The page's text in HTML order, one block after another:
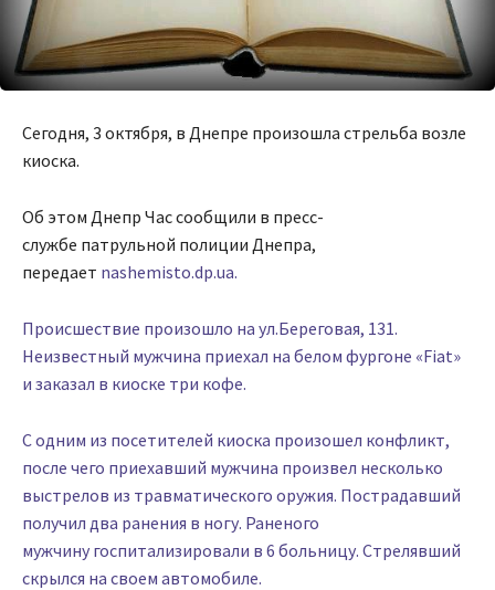
Сегодня, 3 октября, в Днепре произошла стрельба возле
киоска.
Об этом Днепр Час сообщили в пресс-
службе патрульной полиции Днепра,
передает nashemisto.dp.ua.
Происшествие произошло на ул.Береговая, 131.
Неизвестный мужчина приехал на белом фургоне «Fiat»
и заказал в киоске три кофе.
С одним из посетителей киоска произошел конфликт,
после чего приехавший мужчина произвел несколько
выстрелов из травматического оружия. Пострадавший
получил два ранения в ногу. Раненого
мужчину госпитализировали в 6 больницу. Стрелявший
скрылся на своем автомобиле.